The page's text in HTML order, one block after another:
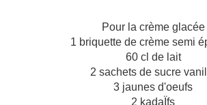
Pour la crème glacée
1 briquette de crème semi
60 cl de lait
2 sachets de sucre
3 jaunes d'oeufs
2 kadaÏfs